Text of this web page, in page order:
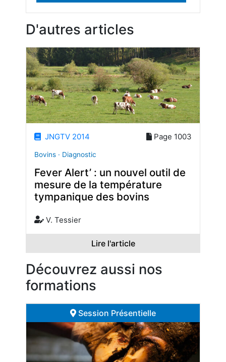
D'autres articles
JNGTV 2014 Page 1003
Bovins · Diagnostic
Fever Alert’ : un nouvel outil de
mesure de la température
tympanique des bovins
V. Tessier
Lire l'article
Découvrez aussi nos
formations
Session Présentielle